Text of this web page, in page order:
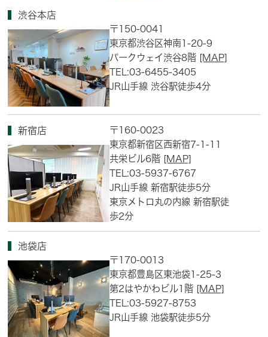
渋谷本店
〒150-0041
東京都渋谷区神南1-20-9
パークウェイ渋谷8階 [MAP]
TEL:03-6455-3405
JR山手線 渋谷駅徒歩4分
新宿店
〒160-0023
東京都新宿区西新宿7-1-11
共栄ビル6階 [MAP]
TEL:03-5937-6767
JR山手線 新宿駅徒歩5分
東京メトロ丸の内線 新宿駅徒
歩2分
池袋店
〒170-0013
東京都豊島区東池袋1-25-3
第2はやかわビル1階 [MAP]
TEL:03-5927-8753
JR山手線 池袋駅徒歩5分